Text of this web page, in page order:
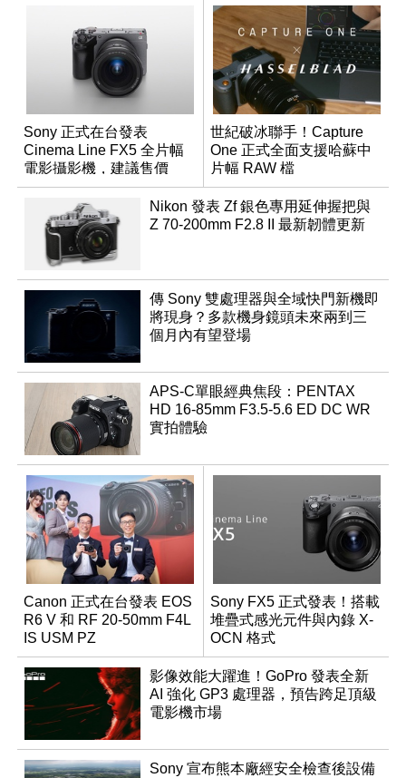
Sony 正式在台發表
Cinema Line FX5 全片幅
電影攝影機，建議售價
NT$144,980
世紀破冰聯手！Capture
One 正式全面支援哈蘇中
片幅 RAW 檔
Nikon 發表 Zf 銀色專用延伸握把與
Z 70-200mm F2.8 II 最新韌體更新
傳 Sony 雙處理器與全域快門新機即
將現身？多款機身鏡頭未來兩到三
個月內有望登場
APS-C單眼經典焦段：PENTAX
HD 16-85mm F3.5-5.6 ED DC WR
實拍體驗
Canon 正式在台發表 EOS
R6 V 和 RF 20-50mm F4L
IS USM PZ
Sony FX5 正式發表！搭載
堆疊式感光元件與內錄 X-
OCN 格式
影像效能大躍進！GoPro 發表全新
AI 強化 GP3 處理器，預告跨足頂級
電影機市場
Sony 宣布熊本廠經安全檢查後設備